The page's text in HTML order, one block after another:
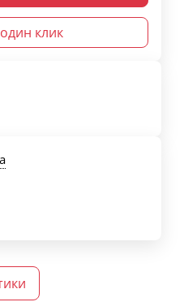
клик